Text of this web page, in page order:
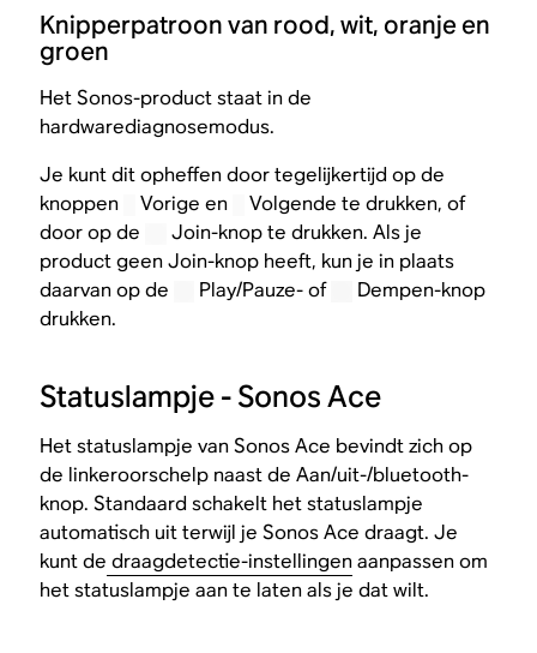
Knipperpatroon van rood, wit, oranje en
groen
Het Sonos-product staat in de
hardwarediagnosemodus.
Je kunt dit opheffen door tegelijkertijd op de
knoppen
Vorige en
Volgende te drukken, of
door op de
Join-knop te drukken. Als je
product geen Join-knop heeft, kun je in plaats
daarvan op de
Play/Pauze- of
Dempen-knop
drukken.
Statuslampje - Sonos Ace
Het statuslampje van Sonos Ace bevindt zich op
de linkeroorschelp naast de Aan/uit-/bluetooth-
knop. Standaard schakelt het statuslampje
automatisch uit terwijl je Sonos Ace draagt. Je
kunt de draagdetectie-instellingenaanpassen om
het statuslampje aan te laten als je dat wilt.